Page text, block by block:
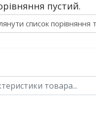
пустий.
список порівняння